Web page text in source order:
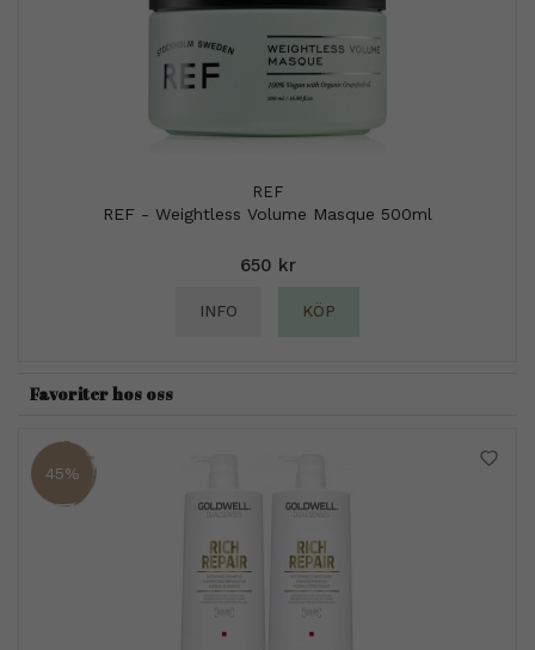
REF
REF - Weightless Volume Masque 500ml
650 kr
INFO KÖP
Favoriter hos oss
45%